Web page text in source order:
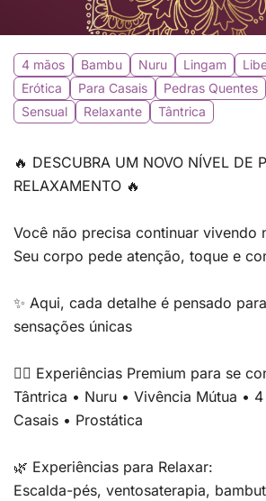
4 mãos Bambu Nuru Lingam
Erótica
Para Casais Pedras Quentes
Sensual
Relaxante Tântrica
🔥 DESCUBRA UM NOVO NÍVEL DE
RELAXAMENTO 🔥
Você não precisa continuar vivendo
Seu corpo pede atenção, toque e
✨ Aqui, cada detalhe é pensado
sensações únicas
💆‍♂️ Experiências Premium para se
Tântrica • Nuru • Vivência Mútua •
Casais • Prostática
🌿 Experiências para Relaxar:
Escalda-pés, ventosaterapia,